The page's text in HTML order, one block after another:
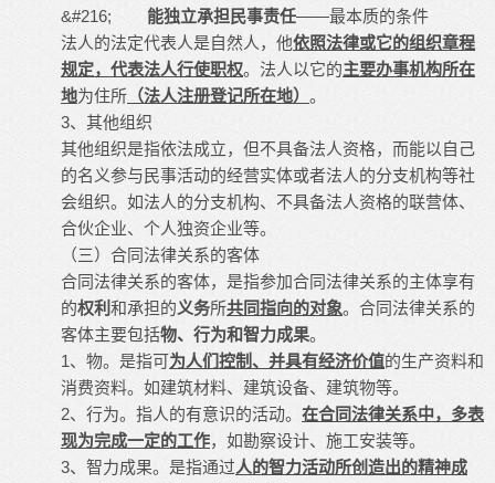
&#216; 能独立承担民事责任——最本质的条件
法人的法定代表人是自然人，他依照法律或它的组织章程
规定，代表法人行使职权。法人以它的主要办事机构所在
地为住所 （法人注册登记所在地） 。
3、其他组织
其他组织是指依法成立，但不具备法人资格，而能以自己
的名义参与民事活动的经营实体或者法人的分支机构等社
会组织。如法人的分支机构、不具备法人资格的联营体、
合伙企业、个人独资企业等。
（三）合同法律关系的客体
合同法律关系的客体，是指参加合同法律关系的主体享有
的权利 和承担的义务所共同指向的对象。合同法律关系的
客体主要包括物、行为和智力成果。
1、物。是指可为人们控制、并具有经济价值的生产资料和
消费资料。如建筑材料、建筑设备、建筑物等。
2、行为。指人的有意识的活动。 在合同法律关系中，多表
现为完成一定的工作，如勘察设计、施工安装等。
3、智力成果。是指通过人的智力活动所创造出的精神成